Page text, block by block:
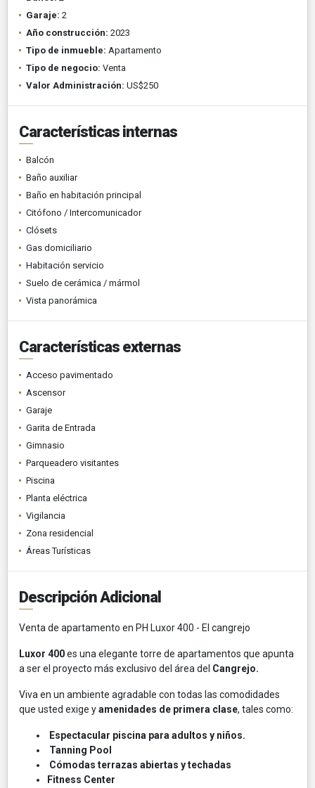
Garaje: 2
Año construcción: 2023
Tipo de inmueble: Apartamento
Tipo de negocio: Venta
Valor Administración: US$250
Características internas
Balcón
Baño auxiliar
Baño en habitación principal
Citófono / Intercomunicador
Clósets
Gas domiciliario
Habitación servicio
Suelo de cerámica / mármol
Vista panorámica
Características externas
Acceso pavimentado
Ascensor
Garaje
Garita de Entrada
Gimnasio
Parqueadero visitantes
Piscina
Planta eléctrica
Vigilancia
Zona residencial
Áreas Turísticas
Descripción Adicional
Venta de apartamento en PH Luxor 400 - El cangrejo
Luxor 400es una elegante torre de apartamentos que apunta
a ser el proyecto más exclusivo del área del Cangrejo.
Viva en un ambiente agradable con todas las comodidades
que usted exige yamenidades de primera clase, tales como:
Espectacular piscina para adultos y niños.
Tanning Pool
Cómodas terrazas abiertas y techadas
Fitness Center